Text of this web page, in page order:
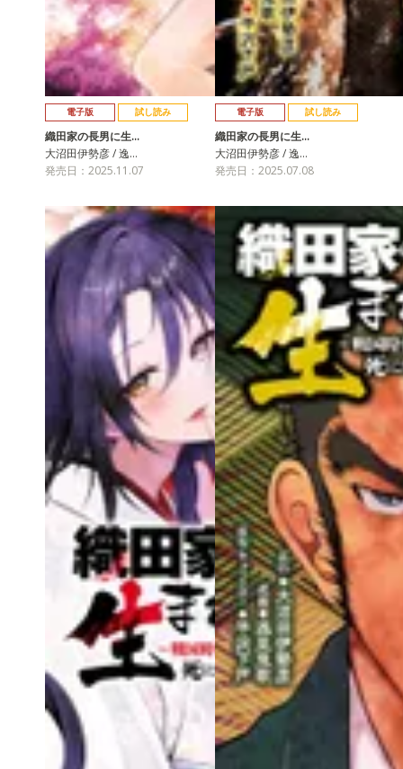
電子版 試し読み
織田家の長男に生…
大沼田伊勢彦 / 逸…
発売日：2025.11.07
電子版 試し読み
織田家の長男に生…
大沼田伊勢彦 / 逸…
発売日：2025.07.08